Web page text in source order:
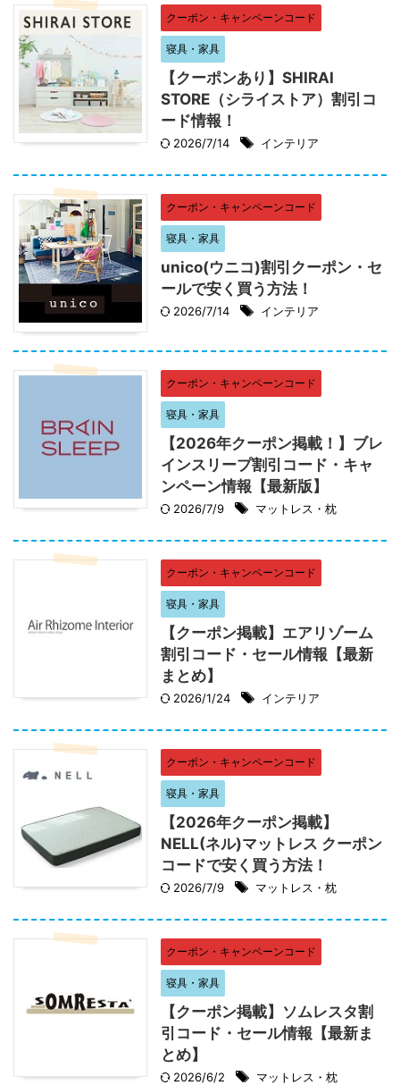
クーポン・キャンペーンコード
寝具・家具
【クーポンあり】SHIRAI
STORE（シライストア）割引コ
ード情報！
2026/7/14 インテリア
クーポン・キャンペーンコード
寝具・家具
unico(ウニコ)割引クーポン・セ
ールで安く買う方法！
2026/7/14 インテリア
クーポン・キャンペーンコード
寝具・家具
【2026年クーポン掲載！】ブレ
インスリープ割引コード・キャ
ンペーン情報【最新版】
2026/7/9 マットレス・枕
クーポン・キャンペーンコード
寝具・家具
【クーポン掲載】エアリゾーム
割引コード・セール情報【最新
まとめ】
2026/1/24 インテリア
クーポン・キャンペーンコード
寝具・家具
【2026年クーポン掲載】
NELL(ネル)マットレス クーポン
コードで安く買う方法！
2026/7/9 マットレス・枕
クーポン・キャンペーンコード
寝具・家具
【クーポン掲載】ソムレスタ割
引コード・セール情報【最新ま
とめ】
2026/6/2 マットレス・枕